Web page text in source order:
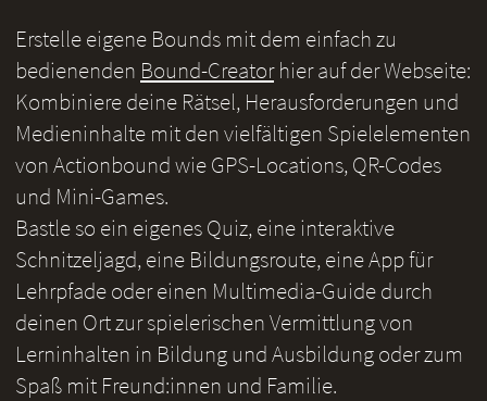
Erstelle eigene Bounds mit dem einfach zu
bedienenden Bound-Creatorhier auf der Webseite:
Kombiniere deine Rätsel, Herausforderungen und
Medieninhalte mit den vielfältigen Spielelementen
von Actionbound wie GPS-Locations, QR-Codes
und Mini-Games.
Bastle so ein eigenes Quiz, eine interaktive
Schnitzeljagd, eine Bildungsroute, eine App für
Lehrpfade oder einen Multimedia-Guide durch
deinen Ort zur spielerischen Vermittlung von
Lerninhalten in Bildung und Ausbildung oder zum
Spaß mit Freund:innen und Familie.